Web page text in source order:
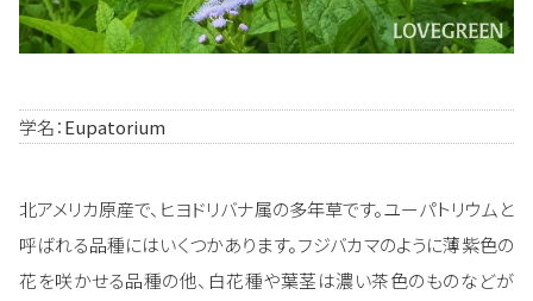
学名：Eupatorium
北アメリカ原産で、ヒヨドリバナ属の多年草です。ユーパトリウムと
呼ばれる品種にはいくつかあります。フジバカマのように薄紫色の
花を咲かせる品種の他、白花種や葉茎は濃い茶色のものなどが